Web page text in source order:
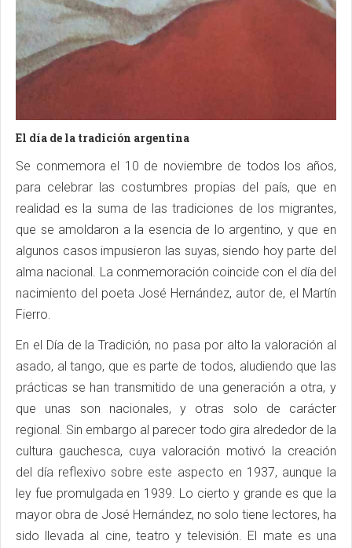
El día de la tradición argentina
Se conmemora el 10 de noviembre de todos los años,
para celebrar las costumbres propias del país, que en
realidad es la suma de las tradiciones de los migrantes,
que se amoldaron a la esencia de lo argentino, y que en
algunos casos impusieron las suyas, siendo hoy parte del
alma nacional. La conmemoración coincide con el día del
nacimiento del poeta José Hernández, autor de, el Martín
Fierro.
En el Día de la Tradición, no pasa por alto la valoración al
asado, al tango, que es parte de todos, aludiendo que las
prácticas se han transmitido de una generación a otra, y
que unas son nacionales, y otras solo de carácter
regional. Sin embargo al parecer todo gira alrededor de la
cultura gauchesca, cuya valoración motivó la creación
del día reflexivo sobre este aspecto en 1937, aunque la
ley fue promulgada en 1939. Lo cierto y grande es que la
mayor obra de José Hernández, no solo tiene lectores, ha
sido llevada al cine, teatro y televisión. El mate es una